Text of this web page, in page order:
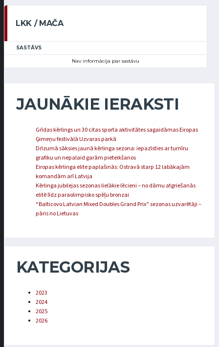
LKK / MAČA
SASTĀVS
Nav informācija par sastāvu
JAUNĀKIE IERAKSTI
Grīdas kērlings un 30 citas sporta aktivitātes sagaidāmas Eiropas
Ģimeņu festivālā Uzvaras parkā
Drīzumā sāksies jaunā kērlinga sezona: iepazīsties ar turnīru
grafiku un nepalaid garām pieteikšanos
Eiropas kērlinga elite paplašinās: Ostravā starp 12 labākajām
komandām arī Latvija
Kērlinga jubilejas sezonas lielākie lēcieni – no dāmu atgriešanās
elitē līdz paraolimpisko spēļu bronzai
“Balticovo Latvian Mixed Doubles Grand Prix” sezonas uzvarētāji –
pāris no Lietuvas
KATEGORIJAS
2023
2024
2025
2026